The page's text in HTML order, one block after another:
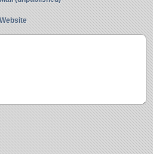
Website